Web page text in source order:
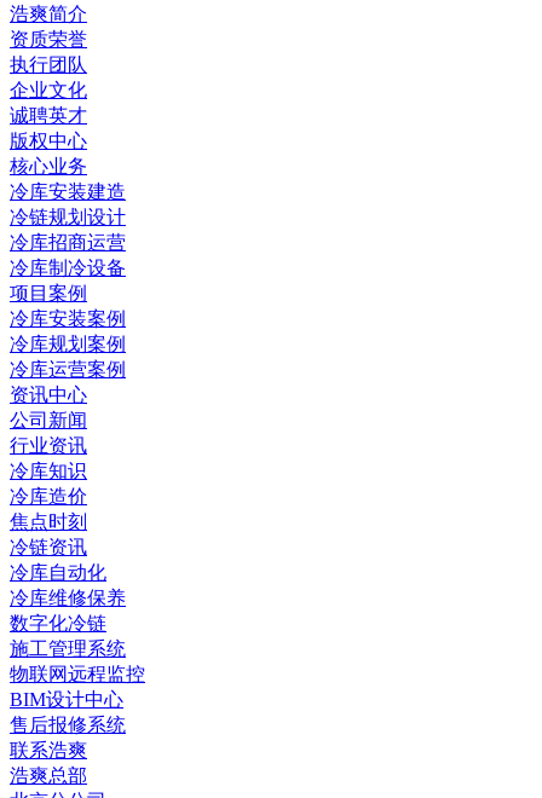
浩爽简介
资质荣誉
执行团队
企业文化
诚聘英才
版权中心
核心业务
冷库安装建造
冷链规划设计
冷库招商运营
冷库制冷设备
项目案例
冷库安装案例
冷库规划案例
冷库运营案例
资讯中心
公司新闻
行业资讯
冷库知识
冷库造价
焦点时刻
冷链资讯
冷库自动化
冷库维修保养
数字化冷链
施工管理系统
物联网远程监控
BIM设计中心
售后报修系统
联系浩爽
浩爽总部